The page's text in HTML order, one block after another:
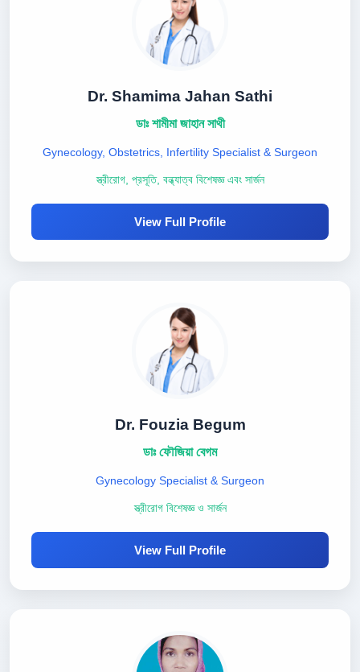
Dr. Shamima Jahan Sathi
ডাঃ শামীমা জাহান সাথী
Gynecology, Obstetrics, Infertility Specialist & Surgeon
স্ত্রীরোগ, প্রসূতি, বন্ধ্যাত্ব বিশেষজ্ঞ এবং সার্জন
View Full Profile
Dr. Fouzia Begum
ডাঃ ফৌজিয়া বেগম
Gynecology Specialist & Surgeon
স্ত্রীরোগ বিশেষজ্ঞ ও সার্জন
View Full Profile